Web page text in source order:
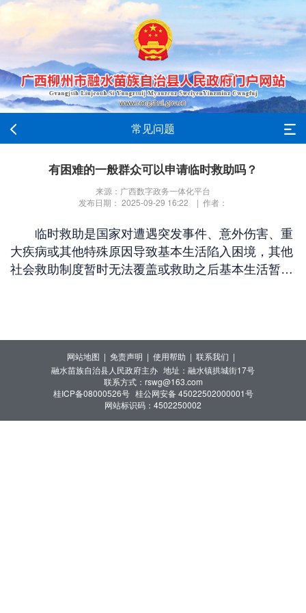
常见问题
有困难的一般群众可以申请临时救助吗？
来源：广西数字政务一体化平台
发布日期： 2025-09-29 16:22 | 作者：
临时救助是国家对遭遇突发事件、意外伤害、重
大疾病或其他特殊原因导致基本生活陷入困境，其他
社会救助制度暂时无法覆盖或救助之后基本生活暂时
件给予救助。
网站地图 | 免责声明 | 使用帮助 | 联系我们 |
融水苗族自治县人民政府主办 地址：融水镇拱城街17号
联系方式：rswg@163.com
桂ICP备08000526号 桂公网安备 45022502000001号
网站标识码：4502250002